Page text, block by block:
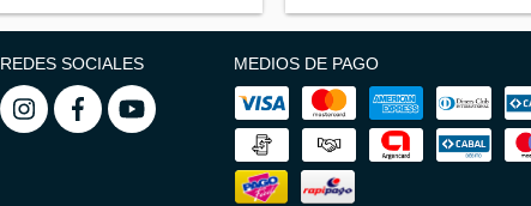
REDES SOCIALES MEDIOS DE PAGO